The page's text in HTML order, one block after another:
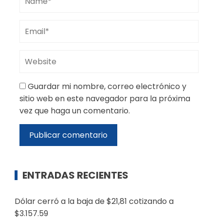
Guardar mi nombre, correo electrónico y
sitio web en este navegador para la próxima
vez que haga un comentario.
ENTRADAS RECIENTES
Dólar cerró a la baja de $21,81 cotizando a
$3.157.59